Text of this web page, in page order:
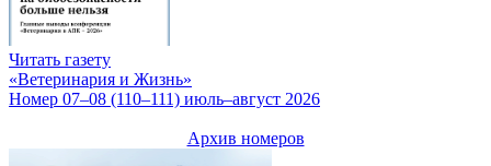
Читать газету
«Ветеринария и Жизнь»
Номер 07–08 (110–111) июль–август 2026
Архив номеров